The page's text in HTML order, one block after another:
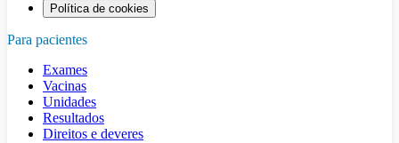
Política de cookies
Para pacientes
Exames
Vacinas
Unidades
Resultados
Direitos e deveres